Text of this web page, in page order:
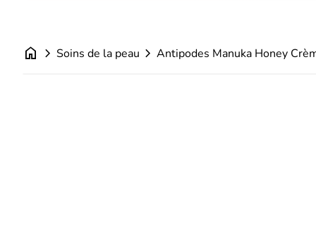
home chevron_right Soins de la peau chevron_right Antipodes Manuka Honey